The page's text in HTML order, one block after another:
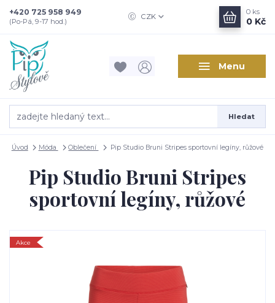
Menu
CZK
Hledat
+420 725 958 949
(Po-Pá, 9-17 hod.)
0 ks
0 Kč
Úvod Móda Oblečení Pip Studio Bruni Stripes sportovní legíny, růžové
Pip Studio Bruni Stripes
sportovní legíny, růžové
Akce